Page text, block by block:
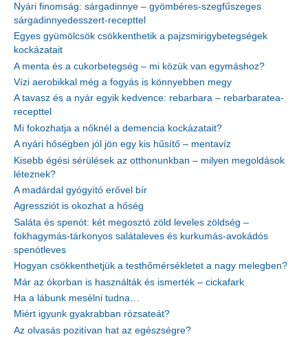
Nyári finomság: sárgadinnye – gyömbéres-szegfűszeges
sárgadinnyedesszert-recepttel
Egyes gyümölcsök csökkenthetik a pajzsmirigybetegségek
kockázatait
A menta és a cukorbetegség – mi közük van egymáshoz?
Vízi aerobikkal még a fogyás is könnyebben megy
A tavasz és a nyár egyik kedvence: rebarbara – rebarbaratea-
recepttel
Mi fokozhatja a nőknél a demencia kockázatait?
A nyári hőségben jól jön egy kis hűsítő – mentavíz
Kisebb égési sérülések az otthonunkban – milyen megoldások
léteznek?
A madárdal gyógyító erővel bír
Agressziót is okozhat a hőség
Saláta és spenót: két megosztó zöld leveles zöldség –
fokhagymás-tárkonyos salátaleves és kurkumás-avokádós
spenótleves
Hogyan csökkenthetjük a testhőmérsékletet a nagy melegben?
Már az ókorban is használták és ismerték – cickafark
Ha a lábunk mesélni tudna…
Miért igyunk gyakrabban rózsateát?
Az olvasás pozitívan hat az egészségre?